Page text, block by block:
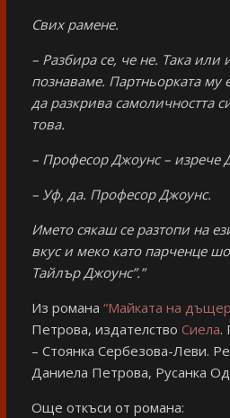
Свих рамене.
– Разбира се, че не. Така или
познаваме. Партньорката му
да разкрива самоличността
това.
– Професор Джоунс – изрече
– Уф, да. Професор Джоунс.
Името сякаш се разтопи на
вкус и меко като парченце
Тайлър Джоунс”.”
Из романа “Майката на
Петрова, издателство Сиела.
– Стоянка Сербезова-Леви.
Даниела Петрова, Русанка
Още откъси от романа: